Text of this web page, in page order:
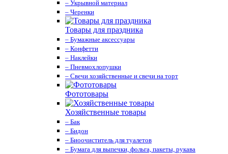
– Укрывной материал
– Черенки
Товары для праздника
– Бумажные аксессуары
– Конфетти
– Наклейки
– Пневмохлопушки
– Свечи хозяйственные и свечи на торт
Фототовары
Хозяйственные товары
– Бак
– Бидон
– Биоочиститель для туалетов
– Бумага для выпечки, фольга, пакеты, рукава